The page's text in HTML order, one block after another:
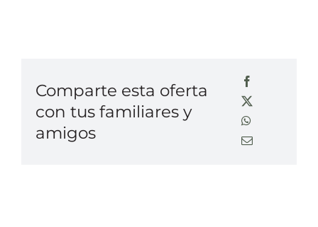
Comparte esta oferta
con tus familiares y
amigos